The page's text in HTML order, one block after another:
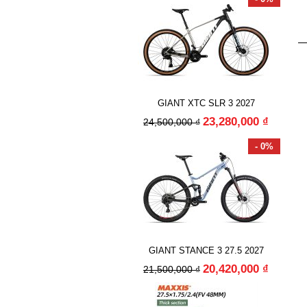
GIANT XTC SLR 3 2027
24,500,000 ₫ 23,280,000 ₫
- 0%
GIANT STANCE 3 27.5 2027
21,500,000 ₫ 20,420,000 ₫